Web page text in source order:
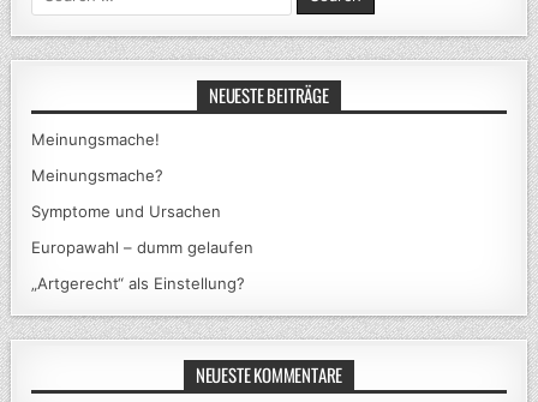
for:
NEUESTE BEITRÄGE
Meinungsmache!
Meinungsmache?
Symptome und Ursachen
Europawahl – dumm gelaufen
„Artgerecht“ als Einstellung?
NEUESTE KOMMENTARE